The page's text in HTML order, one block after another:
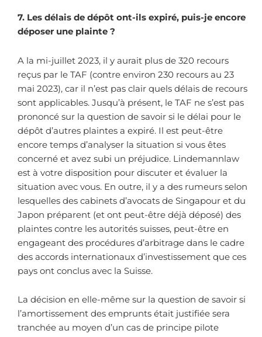
7. Les délais de dépôt ont-ils expiré, puis-je encore
déposer une plainte ?
A la mi-juillet 2023, il y aurait plus de 320 recours
reçus par le TAF (contre environ 230 recours au 23
mai 2023), car il n’est pas clair quels délais de recours
sont applicables. Jusqu’à présent, le TAF ne s’est pas
prononcé sur la question de savoir si le délai pour le
dépôt d’autres plaintes a expiré. Il est peut-être
encore temps d’analyser la situation si vous êtes
concerné et avez subi un préjudice. Lindemannlaw
est à votre disposition pour discuter et évaluer la
situation avec vous. En outre, il y a des rumeurs selon
lesquelles des cabinets d’avocats de Singapour et du
Japon préparent (et ont peut-être déjà déposé) des
plaintes contre les autorités suisses, peut-être en
engageant des procédures d’arbitrage dans le cadre
des accords internationaux d’investissement que ces
pays ont conclus avec la Suisse.
La décision en elle-même sur la question de savoir si
l’amortissement des emprunts était justifiée sera
tranchée au moyen d’un cas de principe pilote